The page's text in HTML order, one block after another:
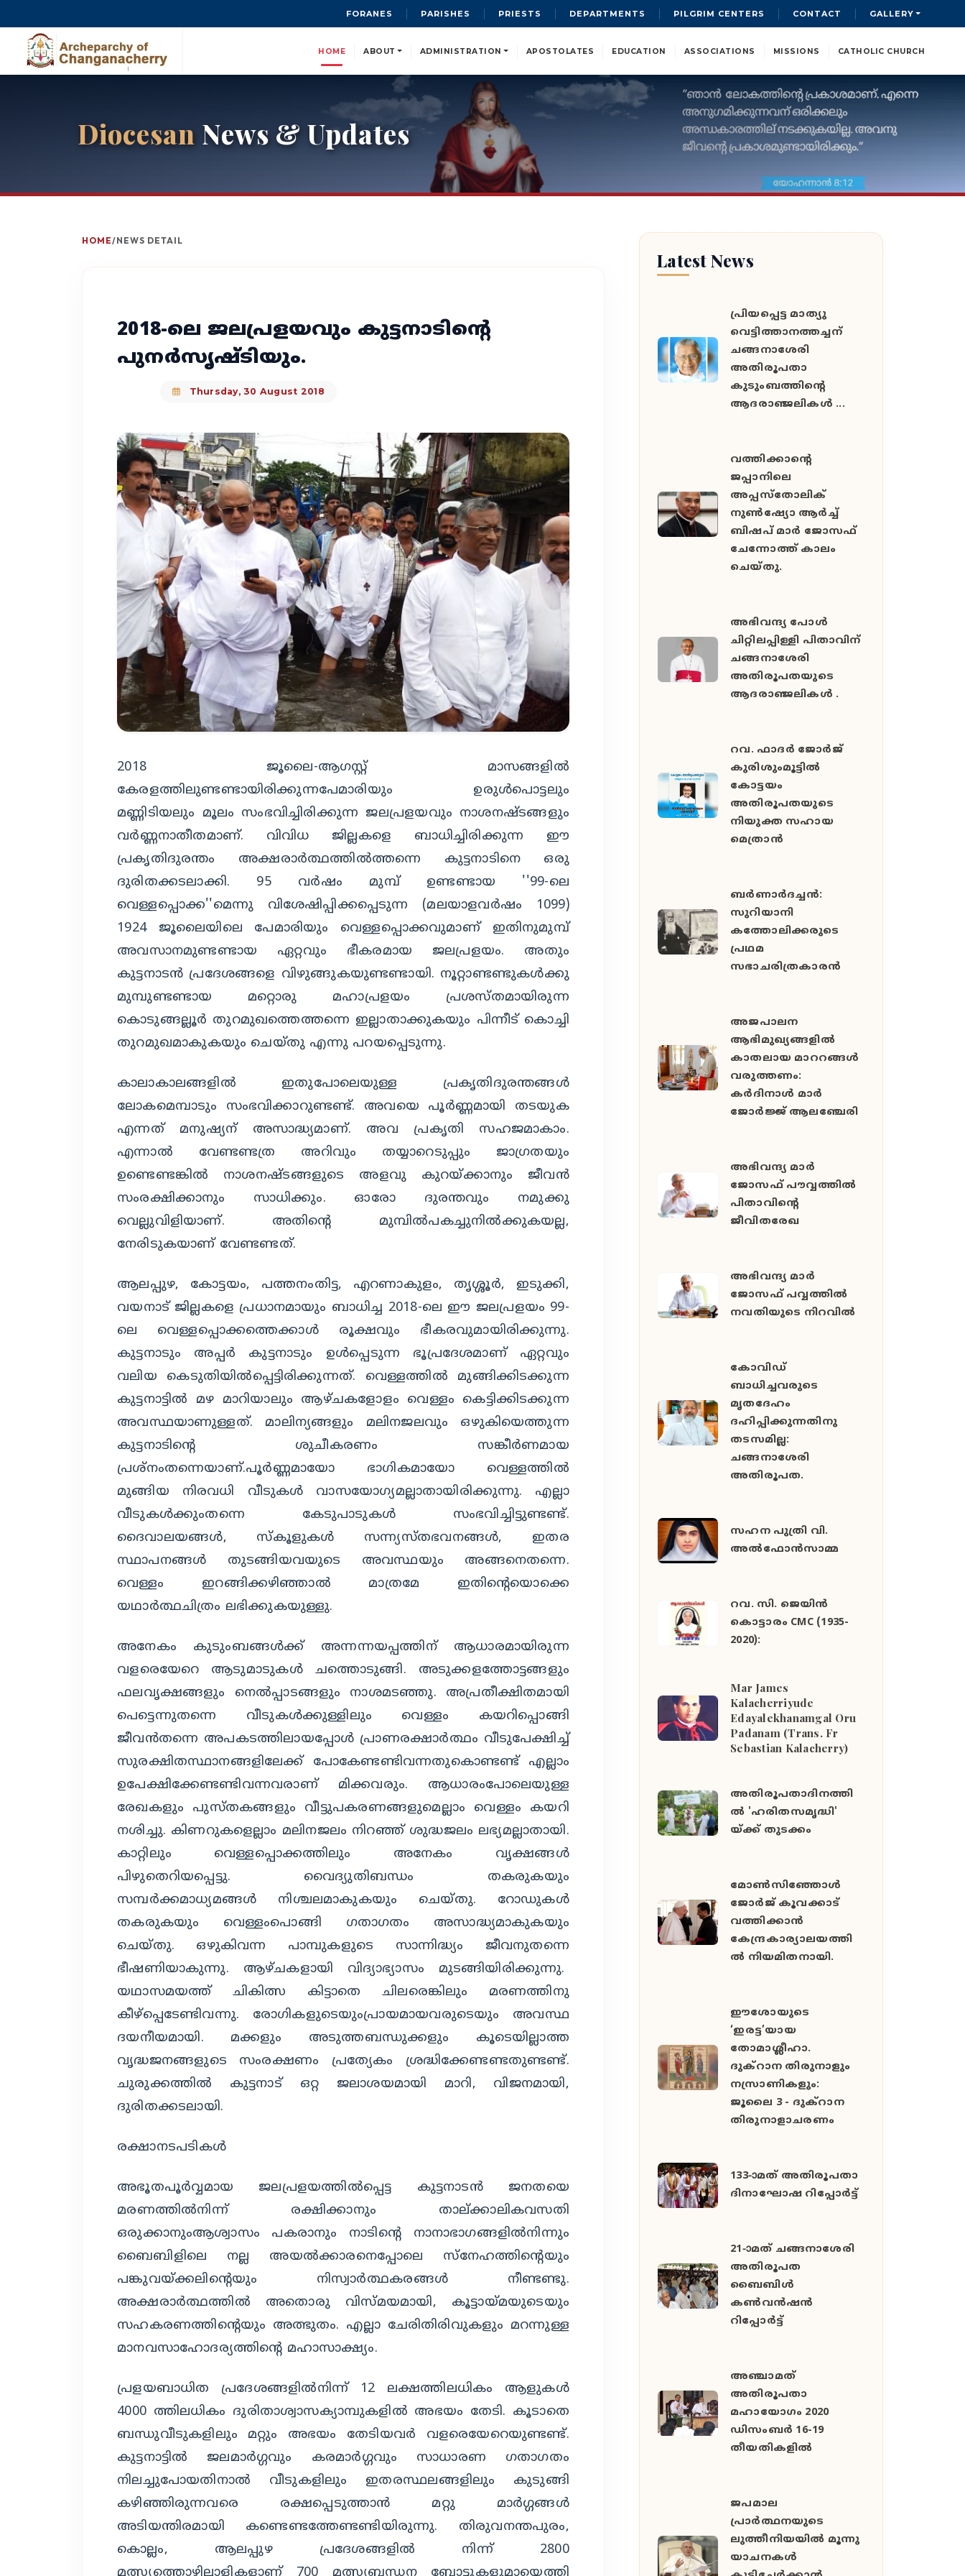
FORANES PARISHES PRIESTS DEPARTMENTS PILGRIM CENTERS CONTACT GALLERY
HOME ABOUT ADMINISTRATION APOSTOLATES EDUCATION ASSOCIATIONS MISSIONS CATHOLIC CHURCH
Diocesan News & Updates
HOME/NEWS DETAIL
2018-ലെ ജലപ്രളയവും കുട്ടനാടിന്റെ
പുനര്‍സൃഷ്ടിയും.
Thursday, 30 August 2018
2018 ജൂലൈ-ആഗസ്റ്റ് മാസങ്ങളില്‍
കേരളത്തിലുണ്ടണ്ടായിരിക്കുന്നപേമാരിയും ഉരുള്‍പൊട്ടലും
മണ്ണിടിയലും മൂലം സംഭവിച്ചിരിക്കുന്ന ജലപ്രളയവും നാശനഷ്ടങ്ങളും
വര്‍ണ്ണനാതീതമാണ്. വിവിധ ജില്ലകളെ ബാധിച്ചിരിക്കുന്ന ഈ
പ്രകൃതിദുരന്തം അക്ഷരാര്‍ത്ഥത്തില്‍ത്തന്നെ കുട്ടനാടിനെ ഒരു
ദുരിതക്കടലാക്കി. 95 വര്‍ഷം മുമ്പ് ഉണ്ടണ്ടായ ''99-ലെ
വെള്ളപ്പൊക്ക''മെന്നു വിശേഷിപ്പിക്കപ്പെടുന്ന (മലയാളവര്‍ഷം 1099)
1924 ജൂലൈയിലെ പേമാരിയും വെള്ളപ്പൊക്കവുമാണ് ഇതിനുമുമ്പ്
അവസാനമുണ്ടണ്ടായ ഏറ്റവും ഭീകരമായ ജലപ്രളയം. അതും
കുട്ടനാടന്‍ പ്രദേശങ്ങളെ വിഴുങ്ങുകയുണ്ടണ്ടായി. നൂറ്റാണ്ടണ്ടുകള്‍ക്കു
മുമ്പുണ്ടണ്ടായ മറ്റൊരു മഹാപ്രളയം പ്രശസ്തമായിരുന്ന
കൊടുങ്ങല്ലൂര്‍ തുറമുഖത്തെത്തന്നെ ഇല്ലാതാക്കുകയും പിന്നീട് കൊച്ചി
തുറമുഖമാകുകയും ചെയ്തു എന്നു പറയപ്പെടുന്നു.
കാലാകാലങ്ങളില്‍ ഇതുപോലെയുള്ള പ്രകൃതിദുരന്തങ്ങള്‍
ലോകമെമ്പാടും സംഭവിക്കാറുണ്ടണ്ട്. അവയെ പൂര്‍ണ്ണമായി തടയുക
എന്നത് മനുഷ്യന് അസാദ്ധ്യമാണ്. അവ പ്രകൃതി സഹജമാകാം.
എന്നാല്‍ വേണ്ടണ്ടത്ര അറിവും തയ്യാറെടുപ്പും ജാഗ്രതയും
ഉണ്ടെണ്ടങ്കില്‍ നാശനഷ്ടങ്ങളുടെ അളവു കുറയ്ക്കാനും ജീവന്‍
സംരക്ഷിക്കാനും സാധിക്കും. ഓരോ ദുരന്തവും നമുക്കു
വെല്ലുവിളിയാണ്. അതിന്റെ മുമ്പില്‍പകച്ചുനില്‍ക്കുകയല്ല,
നേരിടുകയാണ് വേണ്ടണ്ടത്.
ആലപ്പുഴ, കോട്ടയം, പത്തനംതിട്ട, എറണാകുളം, തൃശ്ശൂര്‍, ഇടുക്കി,
വയനാട് ജില്ലകളെ പ്രധാനമായും ബാധിച്ച 2018-ലെ ഈ ജലപ്രളയം 99-
ലെ വെള്ളപ്പൊക്കത്തെക്കാള്‍ രൂക്ഷവും ഭീകരവുമായിരിക്കുന്നു.
കുട്ടനാടും അപ്പര്‍ കുട്ടനാടും ഉള്‍പ്പെടുന്ന ഭൂപ്രദേശമാണ് ഏറ്റവും
വലിയ കെടുതിയില്‍പ്പെട്ടിരിക്കുന്നത്. വെള്ളത്തില്‍ മുങ്ങിക്കിടക്കുന്ന
കുട്ടനാട്ടില്‍ മഴ മാറിയാലും ആഴ്ചകളോളം വെള്ളം കെട്ടിക്കിടക്കുന്ന
അവസ്ഥയാണുള്ളത്. മാലിന്യങ്ങളും മലിനജലവും ഒഴുകിയെത്തുന്ന
കുട്ടനാടിന്റെ ശുചീകരണം സങ്കീര്‍ണമായ
പ്രശ്‌നംതന്നെയാണ്.പൂര്‍ണ്ണമായോ ഭാഗികമായോ വെള്ളത്തില്‍
മുങ്ങിയ നിരവധി വീടുകള്‍ വാസയോഗ്യമല്ലാതായിരിക്കുന്നു. എല്ലാ
വീടുകള്‍ക്കുംതന്നെ കേടുപാടുകള്‍ സംഭവിച്ചിട്ടുണ്ടണ്ട്.
ദൈവാലയങ്ങള്‍, സ്‌കൂളുകള്‍ സന്ന്യസ്തഭവനങ്ങള്‍, ഇതര
സ്ഥാപനങ്ങള്‍ തുടങ്ങിയവയുടെ അവസ്ഥയും അങ്ങനെതന്നെ.
വെള്ളം ഇറങ്ങിക്കഴിഞ്ഞാല്‍ മാത്രമേ ഇതിന്റെയൊക്കെ
യഥാര്‍ത്ഥചിത്രം ലഭിക്കുകയുള്ളു.
അനേകം കുടുംബങ്ങള്‍ക്ക് അന്നന്നയപ്പത്തിന് ആധാരമായിരുന്ന
വളരെയേറെ ആടുമാടുകള്‍ ചത്തൊടുങ്ങി. അടുക്കളത്തോട്ടങ്ങളും
ഫലവൃക്ഷങ്ങളും നെല്‍പ്പാടങ്ങളും നാശമടഞ്ഞു. അപ്രതീക്ഷിതമായി
പെട്ടെന്നുതന്നെ വീടുകള്‍ക്കുള്ളിലും വെള്ളം കയറിപ്പൊങ്ങി
ജീവന്‍തന്നെ അപകടത്തിലായപ്പോള്‍ പ്രാണരക്ഷാര്‍ത്ഥം വീടുപേക്ഷിച്ച്
സുരക്ഷിതസ്ഥാനങ്ങളിലേക്ക് പോകേണ്ടണ്ടിവന്നതുകൊണ്ടണ്ട് എല്ലാം
ഉപേക്ഷിക്കേണ്ടണ്ടിവന്നവരാണ് മിക്കവരും. ആധാരംപോലെയുള്ള
രേഖകളും പുസ്തകങ്ങളും വീട്ടുപകരണങ്ങളുമെല്ലാം വെള്ളം കയറി
നശിച്ചു. കിണറുകളെല്ലാം മലിനജലം നിറഞ്ഞ് ശുദ്ധജലം ലഭ്യമല്ലാതായി.
കാറ്റിലും വെള്ളപ്പൊക്കത്തിലും അനേകം വൃക്ഷങ്ങള്‍
പിഴുതെറിയപ്പെട്ടു. വൈദ്യുതിബന്ധം തകരുകയും
സമ്പര്‍ക്കമാധ്യമങ്ങള്‍ നിശ്ചലമാകുകയും ചെയ്തു. റോഡുകള്‍
തകരുകയും വെള്ളംപൊങ്ങി ഗതാഗതം അസാദ്ധ്യമാകുകയും
ചെയ്തു. ഒഴുകിവന്ന പാമ്പുകളുടെ സാന്നിദ്ധ്യം ജീവനുതന്നെ
ഭീഷണിയാകുന്നു. ആഴ്ചകളായി വിദ്യാഭ്യാസം മുടങ്ങിയിരിക്കുന്നു.
യഥാസമയത്ത് ചികിത്സ കിട്ടാതെ ചിലരെങ്കിലും മരണത്തിനു
കീഴ്‌പ്പെടേണ്ടിവന്നു. രോഗികളുടെയുംപ്രായമായവരുടെയും അവസ്ഥ
ദയനീയമായി. മക്കളും അടുത്തബന്ധുക്കളും കൂടെയില്ലാത്ത
വൃദ്ധജനങ്ങളുടെ സംരക്ഷണം പ്രത്യേകം ശ്രദ്ധിക്കേണ്ടണ്ടതുണ്ടണ്ട്.
ചുരുക്കത്തില്‍ കുട്ടനാട് ഒറ്റ ജലാശയമായി മാറി, വിജനമായി,
ദുരിതക്കടലായി.
രക്ഷാനടപടികള്‍
അഭൂതപൂര്‍വ്വമായ ജലപ്രളയത്തില്‍പ്പെട്ട കുട്ടനാടന്‍ ജനതയെ
മരണത്തില്‍നിന്ന് രക്ഷിക്കാനും താല്ക്കാലികവസതി
ഒരുക്കാനുംആശ്വാസം പകരാനും നാടിന്റെ നാനാഭാഗങ്ങളില്‍നിന്നും
ബൈബിളിലെ നല്ല അയല്‍ക്കാരനെപ്പോലെ സ്‌നേഹത്തിന്റെയും
പങ്കുവയ്ക്കലിന്റെയും നിസ്വാര്‍ത്ഥകരങ്ങള്‍ നീണ്ടണ്ടു.
അക്ഷരാര്‍ത്ഥത്തില്‍ അതൊരു വിസ്മയമായി, കൂട്ടായ്മയുടെയും
സഹകരണത്തിന്റെയും അത്ഭുതം. എല്ലാ ചേരിതിരിവുകളും മറന്നുള്ള
മാനവസാഹോദര്യത്തിന്റെ മഹാസാക്ഷ്യം.
പ്രളയബാധിത പ്രദേശങ്ങളില്‍നിന്ന് 12 ലക്ഷത്തിലധികം ആളുകള്‍
4000 ത്തിലധികം ദുരിതാശ്വാസക്യാമ്പുകളില്‍ അഭയം തേടി. കൂടാതെ
ബന്ധുവീടുകളിലും മറ്റും അഭയം തേടിയവര്‍ വളരെയേറെയുണ്ടണ്ട്.
കുട്ടനാട്ടില്‍ ജലമാര്‍ഗ്ഗവും കരമാര്‍ഗ്ഗവും സാധാരണ ഗതാഗതം
നിലച്ചുപോയതിനാല്‍ വീടുകളിലും ഇതരസ്ഥലങ്ങളിലും കുടുങ്ങി
കഴിഞ്ഞിരുന്നവരെ രക്ഷപ്പെടുത്താന്‍ മറ്റു മാര്‍ഗ്ഗങ്ങള്‍
അടിയന്തിരമായി കണ്ടെണ്ടത്തേണ്ടണ്ടിയിരുന്നു. തിരുവനന്തപുരം,
കൊല്ലം, ആലപ്പുഴ പ്രദേശങ്ങളില്‍ നിന്ന് 2800
Latest News
പ്രിയപ്പെട്ട മാത്യു
വെട്ടിത്താനത്തച്ചന്
ചങ്ങനാശേരി
അതിരൂപതാ
കുടുംബത്തിന്റെ
ആദരാഞ്ജലികൾ ...
വത്തിക്കാൻ്റെ
ജപ്പാനിലെ
അപ്പസ്തോലിക്
നുൺഷ്യോ ആർച്ച്
ബിഷപ് മാർ ജോസഫ്
ചേന്നോത്ത് കാലം
ചെയ്തു.
അഭിവന്ദ്യ പോള്‍
ചിറ്റിലപ്പിള്ളി പിതാവിന്
ചങ്ങനാശേരി
അതിരൂപതയുടെ
ആദരാഞ്ജലികൾ .
റവ. ഫാദർ ജോർജ്
കുരിശുംമൂട്ടിൽ
കോട്ടയം
അതിരൂപതയുടെ
നിയുക്ത സഹായ
മെത്രാൻ
ബർണാർദച്ചൻ:
സുറിയാനി
കത്തോലിക്കരുടെ
പ്രഥമ
സഭാചരിത്രകാരൻ
അജപാലന
ആഭിമുഖ്യങ്ങളില്‍
കാതലായ മാററങ്ങള്‍
വരുത്തണം:
കര്‍ദിനാള്‍ മാര്‍
ജോര്‍ജ്ജ് ആലഞ്ചേരി
അഭിവന്ദ്യ മാർ
ജോസഫ് പൗവ്വത്തിൽ
പിതാവിന്‍റെ
ജീവിതരേഖ
അഭിവന്ദ്യ മാർ
ജോസഫ് പവ്വത്തിൽ
നവതിയുടെ നിറവിൽ
കോവിഡ്
ബാധിച്ചവരുടെ
മൃതദേഹം
ദഹിപ്പിക്കുന്നതിനു
തടസമില്ല:
ചങ്ങനാശേരി
അതിരൂപത.
സഹന പുത്രി വി.
അൽഫോൻസാമ്മ
റവ. സി. ജെയിൻ
കൊട്ടാരം CMC (1935-
2020):
Mar James
Kalacherriyude
Edayalekhanamgal Oru
Padanam (Trans. Fr
Sebastian Kalacherry)
അതിരൂപതാദിനത്തി
ല്‍ 'ഹരിതസമൃദ്ധി'
യ്ക്ക് തുടക്കം
മോൺസിഞ്ഞോൾ
ജോർജ് കൂവക്കാട്
വത്തിക്കാൻ
കേന്ദ്രകാര്യാലയത്തി
ൽ നിയമിതനായി.
ഈശോയുടെ
‘ഇരട്ട’യായ
തോമാശ്ലീഹാ.
ദുക്റാന തിരുനാളും
നസ്രാണികളും:
ജൂലൈ 3 - ദുക്റാന
തിരുനാളാചരണം
133-ാമത് അതിരൂപതാ
ദിനാഘോഷ റിപ്പോര്‍ട്ട്
21-ാമത് ചങ്ങനാശേരി
അതിരൂപത
ബൈബിള്‍
കണ്‍വന്‍ഷന്‍
റിപ്പോര്‍ട്ട്
അഞ്ചാമത്
അതിരൂപതാ
മഹായോഗം 2020
ഡിസംബര്‍ 16-19
തീയതികളില്‍
ജപമാല
പ്രാര്‍ത്ഥനയുടെ
ലുത്തീനിയയിൽ മൂന്നു
യാചനകൾ